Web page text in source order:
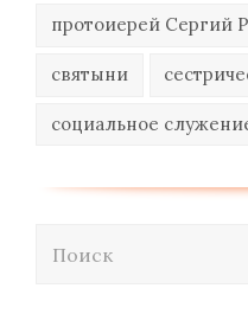
протоиерей Сергий
святыни
социальное